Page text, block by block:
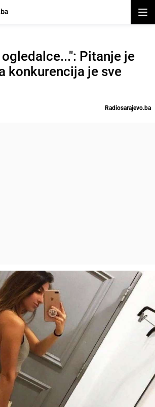
Pitanje je
konkurencija je sve
Radiosarajevo.ba